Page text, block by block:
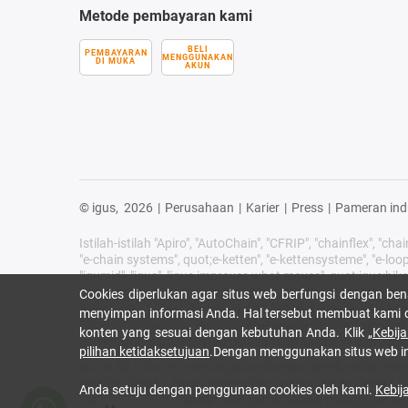
Metode pembayaran kami
PEMBAYARAN
DI MUKA
BELI
MENGGUNAKAN
AKUN
© igus, 2026 | Perusahaan | Karier | Press | Pameran
Istilah-istilah "Apiro", "AutoChain", "CFRIP", "chainflex",
"e-chain systems", quot;e-ketten", "e-kettensysteme", "e-
"igumid", "igus", "igus improves what moves",
life", "print2mold", "Rawbot", "RBTX", "Readycable",
"tribotape", "triflex", "twisterchain", "when it moves, igus
Federal Jerman dan jika ada di beberapa negara asing.
dari igus SE & Co. KG atau perusahaan afiliasi igus di
FAGOR, FANUC, Festo, Heidenhain, Jetter, Lenze,
Produk yang ditawarkan oleh igus® adalah milik igus® SE
Cookies diperlukan agar situs web berfungsi dengan
menyimpan informasi Anda. Hal tersebut membuat
konten yang sesuai dengan kebutuhan Anda. Klik
pilihan ketidaksetujuan.Dengan menggunakan situs web
Anda setuju dengan penggunaan cookies oleh kami.